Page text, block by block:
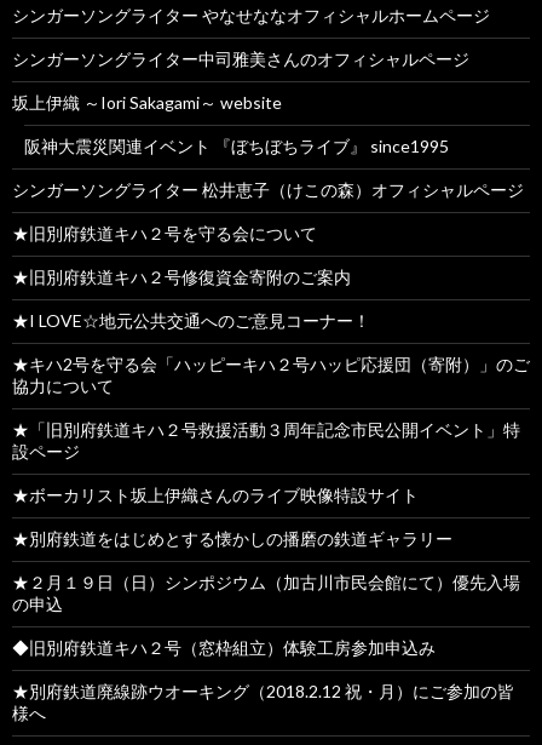
シンガーソングライター やなせななオフィシャルホームページ
シンガーソングライター中司雅美さんのオフィシャルページ
坂上伊織 ～Iori Sakagami～ website
阪神大震災関連イベント 『ぼちぼちライブ』 since1995
シンガーソングライター 松井恵子（けこの森）オフィシャルページ
★旧別府鉄道キハ２号を守る会について
★旧別府鉄道キハ２号修復資金寄附のご案内
★I LOVE☆地元公共交通へのご意見コーナー！
★キハ2号を守る会「ハッピーキハ２号ハッピ応援団（寄附）」のご
協力について
★「旧別府鉄道キハ２号救援活動３周年記念市民公開イベント」特
設ページ
★ボーカリスト坂上伊織さんのライブ映像特設サイト
★別府鉄道をはじめとする懐かしの播磨の鉄道ギャラリー
★２月１９日（日）シンポジウム（加古川市民会館にて）優先入場
の申込
◆旧別府鉄道キハ２号（窓枠組立）体験工房参加申込み
★別府鉄道廃線跡ウオーキング（2018.2.12 祝・月）にご参加の皆
様へ